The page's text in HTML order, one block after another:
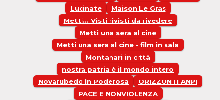
Lucinate
Maison Le Gras
Metti... Visti rivisti da rivedere
Metti una sera al cine
Metti una sera al cine - film in sala
Montanari in città
nostra patria è il mondo intero
Novarubedo in Poderosa
ORIZZONTI ANPI
PACE E NONVIOLENZA